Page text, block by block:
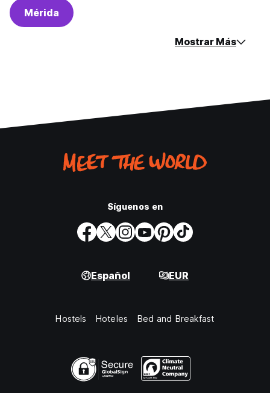
Mérida
Mostrar Más
Síguenos en
Español EUR
Hostels Hoteles Bed and Breakfast